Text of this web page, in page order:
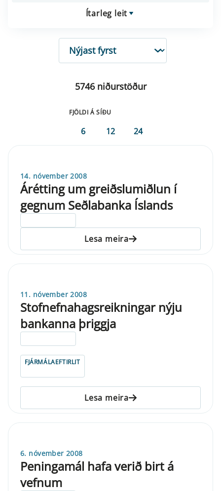
Ítarleg leit
RÖÐUN
5746 niðurstöður
FJÖLDI Á SÍÐU
6 12 24
14. nóvember 2008
Árétting um greiðslumiðlun í
gegnum Seðlabanka Íslands
Lesa meira
11. nóvember 2008
Stofnefnahagsreikningar nýju
bankanna þriggja
FJÁRMÁLAEFTIRLIT
Lesa meira
6. nóvember 2008
Peningamál hafa verið birt á
vefnum